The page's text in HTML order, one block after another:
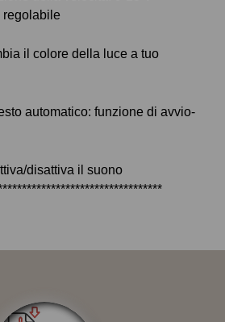
regolabile
il colore della luce a tuo
automatico: funzione di avvio-
disattiva il suono